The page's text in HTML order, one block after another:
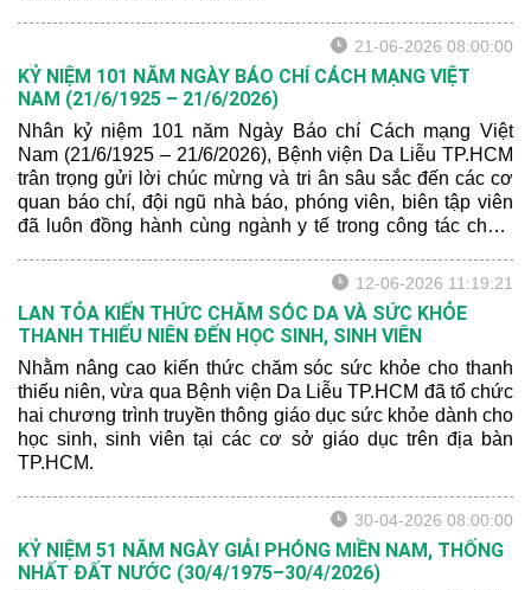
21-06-2026 08:00:00
KỶ NIỆM 101 NĂM NGÀY BÁO CHÍ CÁCH MẠNG VIỆT
NAM (21/6/1925 – 21/6/2026)
Nhân kỷ niệm 101 năm Ngày Báo chí Cách mạng Việt
Nam (21/6/1925 – 21/6/2026), Bệnh viện Da Liễu TP.HCM
trân trọng gửi lời chúc mừng và tri ân sâu sắc đến các cơ
quan báo chí, đội ngũ nhà báo, phóng viên, biên tập viên
đã luôn đồng hành cùng ngành y tế trong công tác chăm
12-06-2026 11:19:21
LAN TỎA KIẾN THỨC CHĂM SÓC DA VÀ SỨC KHỎE
THANH THIẾU NIÊN ĐẾN HỌC SINH, SINH VIÊN
Nhằm nâng cao kiến thức chăm sóc sức khỏe cho thanh
thiếu niên, vừa qua Bệnh viện Da Liễu TP.HCM đã tổ chức
hai chương trình truyền thông giáo dục sức khỏe dành cho
học sinh, sinh viên tại các cơ sở giáo dục trên địa bàn
TP.HCM.
30-04-2026 08:00:00
KỶ NIỆM 51 NĂM NGÀY GIẢI PHÓNG MIỀN NAM, THỐNG
NHẤT ĐẤT NƯỚC (30/4/1975–30/4/2026)